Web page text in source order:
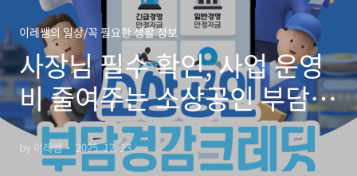
이레쌤의 일상/꼭 필요한 생활 정보
사장님 필수 확인, 사업 운영
비 줄여주는 소상공인 부담경
감 크레딧 핵심 가이드
by 이레쌤 2025. 12. 23.